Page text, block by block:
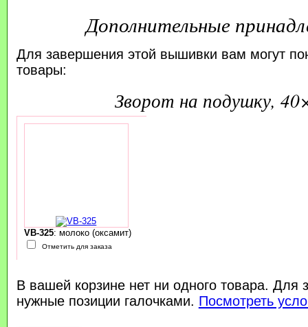
Дополнительные
Для завершения этой вышивки вам могут
товары:
зворот на подушку,
VB-325: молоко (оксамит)
Отметить для заказа
В вашей корзине нет ни одного товара. Для
нужные позиции галочками. Посмотреть